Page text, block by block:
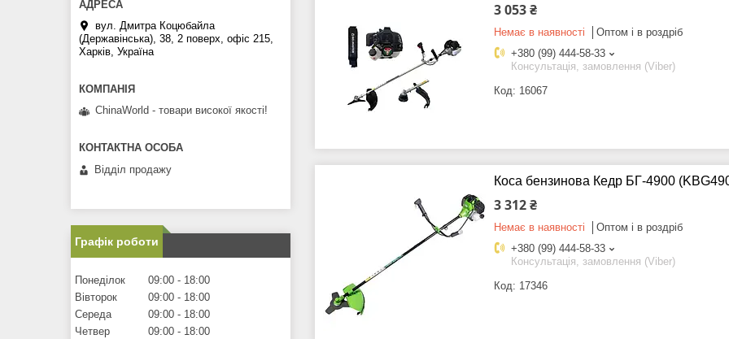
3 053 ₴
Немає в наявності
Оптом і в роздріб
+380 (99) 444-58-33
Консультація, замовлення (Viber)
16067
Коса бензинова Кедр БГ-4900
3 312 ₴
Немає в наявності
Оптом і в роздріб
+380 (99) 444-58-33
Консультація, замовлення (Viber)
17346
вул. Дмитра Коцюбайла
(Державінська), 38, 2 поверх, офіс 215,
Харків, Україна
ChinaWorld - товари високої якості!
Відділ продажу
Графік роботи
Понеділок 09:00
18:00
Вівторок
09:00
18:00
Середа
09:00
18:00
Четвер
09:00
18:00